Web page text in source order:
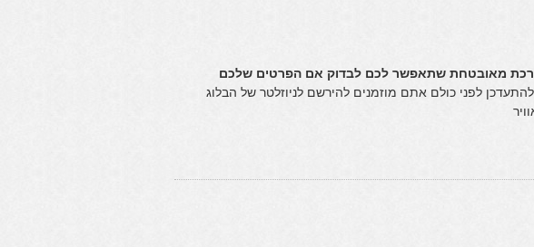
מאובטחת שתאפשר לכם לבדוק אם הפרטים שלכם
לפני כולם אתם מוזמנים להירשם לניוזלטר של הבלוג